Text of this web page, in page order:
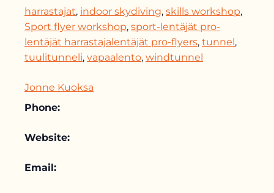
harrastajat, indoor skydiving, skills workshop,
Sport flyer workshop, sport-lentäjät pro-
lentäjät harrastajalentäjät pro-flyers, tunnel,
tuulitunneli, vapaalento, windtunnel
Jonne Kuoksa
Phone:
Website:
Email: